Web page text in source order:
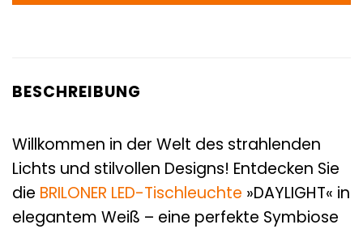
BESCHREIBUNG
Willkommen in der Welt des strahlenden
Lichts und stilvollen Designs! Entdecken Sie
die BRILONER LED-Tischleuchte »DAYLIGHT« in
elegantem Weiß – eine perfekte Symbiose